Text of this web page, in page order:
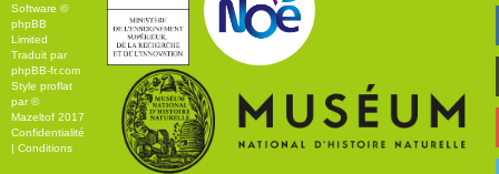
Software ©
phpBB
Limited
Traduit par
phpBB-fr.com
Style proflat
par ©
Mazeltof 2017
Confidentialité
| Conditions